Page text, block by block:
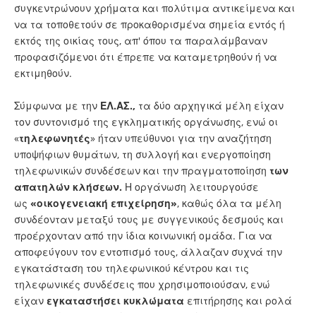
συγκεντρώνουν χρήματα και πολύτιμα αντικείμενα και
να τα τοποθετούν σε προκαθορισμένα σημεία εντός ή
εκτός της οικίας τους, απ' όπου τα παραλάμβαναν
προφασιζόμενοι ότι έπρεπε να καταμετρηθούν ή να
εκτιμηθούν.
Σύμφωνα με την ΕΛ.ΑΣ., τα δύο αρχηγικά μέλη είχαν
τον συντονισμό της εγκληματικής οργάνωσης, ενώ οι
«τηλεφωνητές» ήταν υπεύθυνοι για την αναζήτηση
υποψήφιων θυμάτων, τη συλλογή και ενεργοποίηση
τηλεφωνικών συνδέσεων και την πραγματοποίηση των
απατηλών κλήσεων. Η οργάνωση λειτουργούσε
ως «οικογενειακή επιχείρηση», καθώς όλα τα μέλη
συνδέονταν μεταξύ τους με συγγενικούς δεσμούς και
προέρχονταν από την ίδια κοινωνική ομάδα. Για να
αποφεύγουν τον εντοπισμό τους, άλλαζαν συχνά την
εγκατάσταση του τηλεφωνικού κέντρου και τις
τηλεφωνικές συνδέσεις που χρησιμοποιούσαν, ενώ
είχαν εγκαταστήσει κυκλώματα επιτήρησης και ρολά